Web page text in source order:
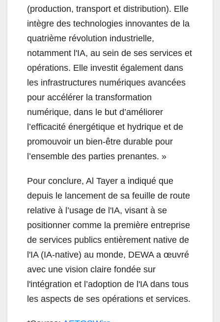
(production, transport et distribution). Elle
intègre des technologies innovantes de la
quatrième révolution industrielle,
notamment l'IA, au sein de ses services et
opérations. Elle investit également dans
les infrastructures numériques avancées
pour accélérer la transformation
numérique, dans le but d’améliorer
l’efficacité énergétique et hydrique et de
promouvoir un bien-être durable pour
l’ensemble des parties prenantes. »
Pour conclure, Al Tayer a indiqué que
depuis le lancement de sa feuille de route
relative à l’usage de l'IA, visant à se
positionner comme la première entreprise
de services publics entièrement native de
l'IA (IA-native) au monde, DEWA a œuvré
avec une vision claire fondée sur
l'intégration et l’adoption de l'IA dans tous
les aspects de ses opérations et services.